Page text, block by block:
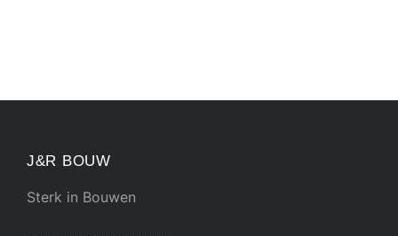
J&R BOUW
Sterk in Bouwen